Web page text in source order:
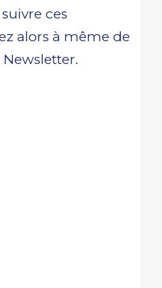
ces
alors à même de
Newsletter.